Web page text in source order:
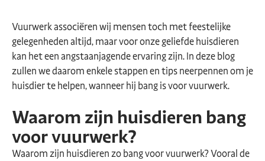
Vuurwerk associëren wij mensen toch met feestelijke
gelegenheden altijd, maar voor onze geliefde huisdieren
kan het een angstaanjagende ervaring zijn. In deze blog
zullen we daarom enkele stappen en tips neerpennen om je
huisdier te helpen, wanneer hij bang is voor vuurwerk.
Waarom zijn huisdieren bang
voor vuurwerk?
Waarom zijn huisdieren zo bang voor vuurwerk? Vooral de